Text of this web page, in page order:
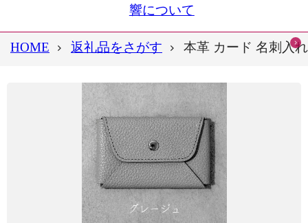
響について
HOME 返礼品をさがす 本革 カード 名刺入